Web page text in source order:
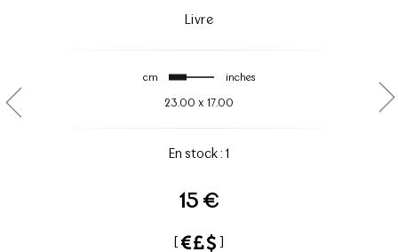
Livre
cm inches
23.00 x 17.00
En stock : 1
15 €
[ ]